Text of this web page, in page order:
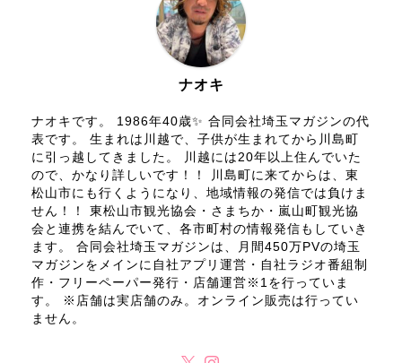
ナオキ
ナオキです。 1986年40歳✨ 合同会社埼玉マガジンの代
表です。 生まれは川越で、子供が生まれてから川島町
に引っ越してきました。 川越には20年以上住んでいた
ので、かなり詳しいです！！ 川島町に来てからは、東
松山市にも行くようになり、地域情報の発信では負けま
せん！！ 東松山市観光協会・さまちか・嵐山町観光協
会と連携を結んでいて、各市町村の情報発信もしていき
ます。 合同会社埼玉マガジンは、月間450万PVの埼玉
マガジンをメインに自社アプリ運営・自社ラジオ番組制
作・フリーペーパー発行・店舗運営※1を行っていま
す。 ※店舗は実店舗のみ。オンライン販売は行ってい
ません。